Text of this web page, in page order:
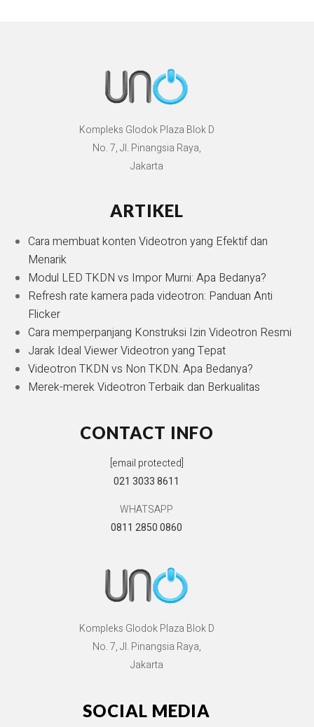
Kompleks Glodok Plaza Blok D
No. 7, Jl. Pinangsia Raya,
Jakarta
ARTIKEL
Cara membuat konten Videotron yang Efektif dan
Menarik
Modul LED TKDN vs Impor Murni: Apa Bedanya?
Refresh rate kamera pada videotron: Panduan Anti
Flicker
Cara memperpanjang Konstruksi Izin Videotron Resmi
Jarak Ideal Viewer Videotron yang Tepat
Videotron TKDN vs Non TKDN: Apa Bedanya?
Merek-merek Videotron Terbaik dan Berkualitas
CONTACT INFO
[email protected]
021 3033 8611
WHATSAPP
0811 2850 0860
Kompleks Glodok Plaza Blok D
No. 7, Jl. Pinangsia Raya,
Jakarta
SOCIAL MEDIA